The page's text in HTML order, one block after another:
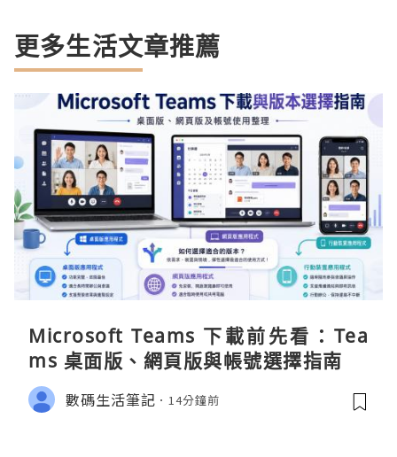
更多生活文章推薦
Microsoft Teams 下載前先看：Tea
ms 桌面版、網頁版與帳號選擇指南
數碼生活筆記 14分鐘前